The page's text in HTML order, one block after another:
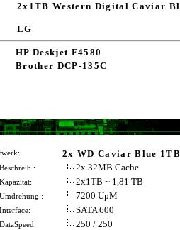
2x1TB Western Digital Caviar
LG
HP Deskjet F4580
Brother DCP-135C
2x WD Caviar Blue
Beschreib.: 2x 32MB Cache
Kapazität: 2x1TB ~ 1,81 TB
Umdrehung.: 7200 UpM
Interface: SATA 600
DataSpeed: 250 / 250